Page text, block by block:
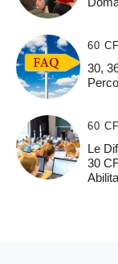
60
30,
60
Le
30